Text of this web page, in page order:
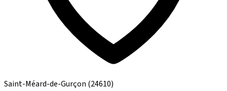
Saint-Méard-de-Gurçon (24610)